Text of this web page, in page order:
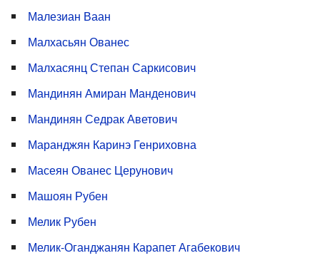
Малезиан Ваан
Малхасьян Ованес
Малхасянц Степан Саркисович
Мандинян Амиран Манденович
Мандинян Седрак Аветович
Маранджян Каринэ Генриховна
Масеян Ованес Церунович
Машоян Рубен
Мелик Рубен
Мелик-Оганджанян Карапет Агабекович